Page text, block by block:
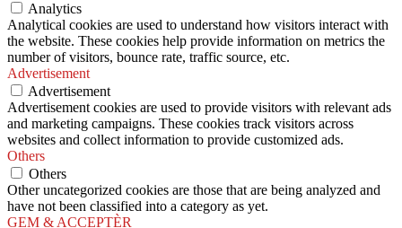
Analytics
Analytical cookies are used to understand how visitors interact with
the website. These cookies help provide information on metrics the
number of visitors, bounce rate, traffic source, etc.
Advertisement
Advertisement
Advertisement cookies are used to provide visitors with relevant ads
and marketing campaigns. These cookies track visitors across
websites and collect information to provide customized ads.
Others
Others
Other uncategorized cookies are those that are being analyzed and
have not been classified into a category as yet.
GEM & ACCEPTÈR